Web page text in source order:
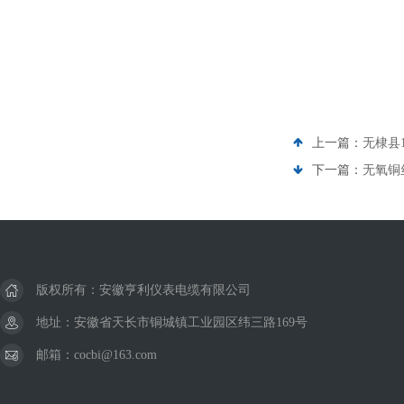
上一篇： 无棣县
下一篇： 无氧铜
版权所有：安徽亨利仪表电缆有限公司
地址：安徽省天长市铜城镇工业园区纬三路169号
邮箱：cocbi@163.com